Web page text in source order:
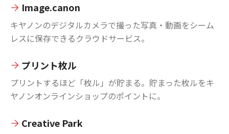
Image.canon
キヤノンのデジタルカメラで撮った写真・動画をシーム
レスに保存できるクラウドサービス。
プリント枚ル
プリントするほど「枚ル」が貯まる。貯まった枚ルをキ
ヤノンオンラインショップのポイントに。
Creative Park